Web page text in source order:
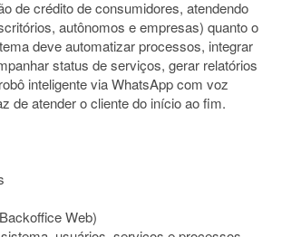
de crédito de consumidores, atendendo
autônomos e empresas) quanto o
deve automatizar processos, integrar
status de serviços, gerar relatórios
inteligente via WhatsApp com voz
de atender o cliente do início ao fim.
Web)